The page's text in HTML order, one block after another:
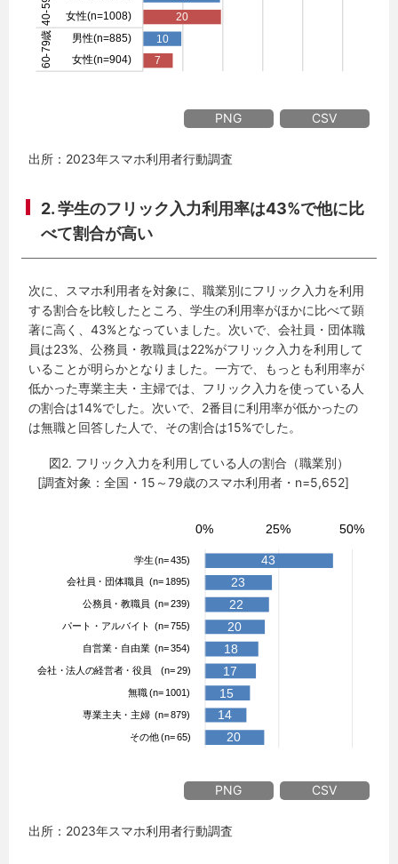
PNG CSV
出所：2023年スマホ利用者行動調査
2. 学生のフリック入力利用率は43%で他に比
べて割合が高い
次に、スマホ利用者を対象に、職業別にフリック入力を利用
する割合を比較したところ、学生の利用率がほかに比べて顕
著に高く、43%となっていました。次いで、会社員・団体職
員は23%、公務員・教職員は22%がフリック入力を利用して
いることが明らかとなりました。一方で、もっとも利用率が
低かった専業主夫・主婦では、フリック入力を使っている人
の割合は14%でした。次いで、2番目に利用率が低かったの
は無職と回答した人で、その割合は15%でした。
図2. フリック入力を利用している人の割合（職業別）
[調査対象：全国・15～79歳のスマホ利用者・n=5,652]
PNG CSV
出所：2023年スマホ利用者行動調査